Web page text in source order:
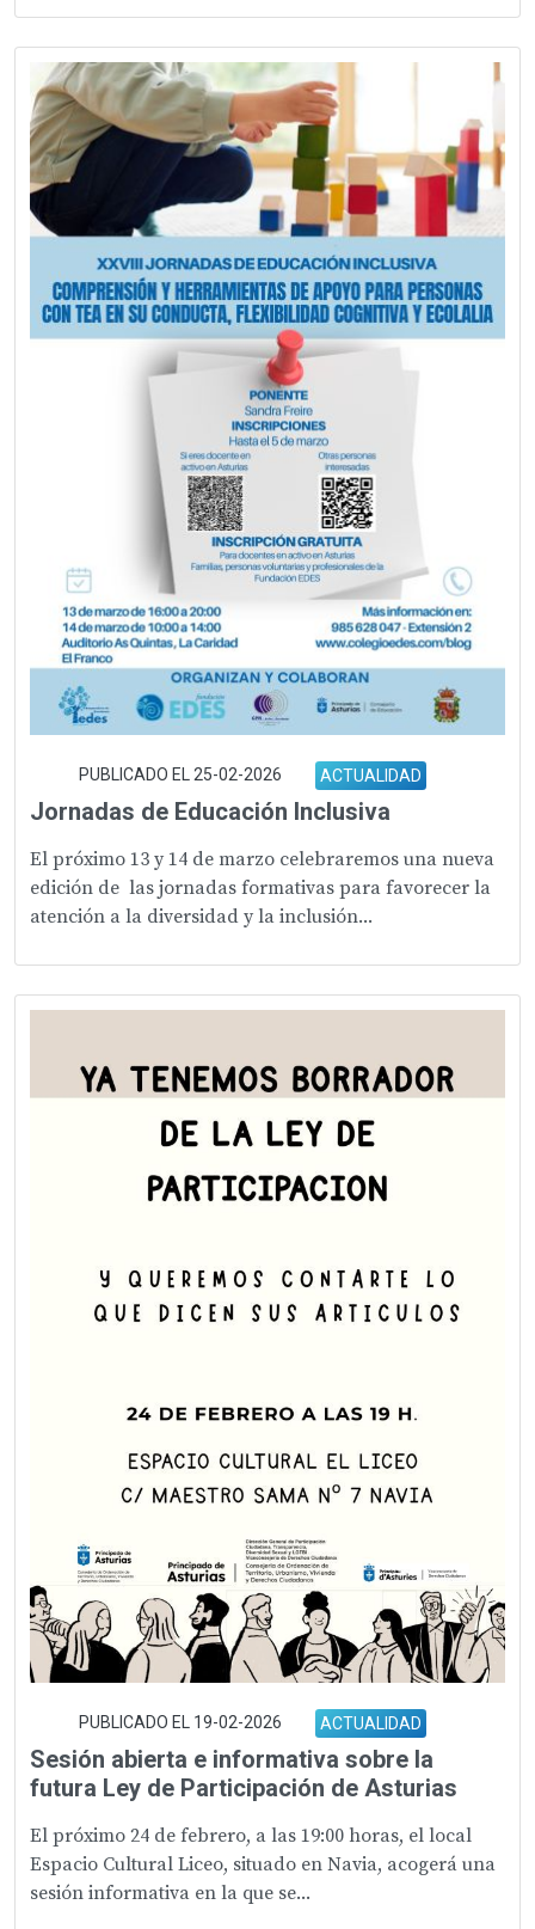
PUBLICADO EL 25-02-2026 ACTUALIDAD
Jornadas de Educación Inclusiva
El próximo 13 y 14 de marzo celebraremos una nueva
edición de las jornadas formativas para favorecer la
atención a la diversidad y la inclusión...
PUBLICADO EL 19-02-2026 ACTUALIDAD
Sesión abierta e informativa sobre la
futura Ley de Participación de Asturias
El próximo 24 de febrero, a las 19:00 horas, el local
Espacio Cultural Liceo, situado en Navia, acogerá una
sesión informativa en la que se...